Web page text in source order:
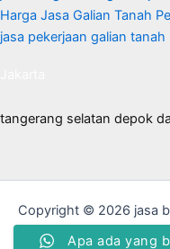
Harga Jasa Galian Tanah
jasa pekerjaan galian tanah
tangerang selatan depok
Copyright © 2026 jasa
Apa ada yang